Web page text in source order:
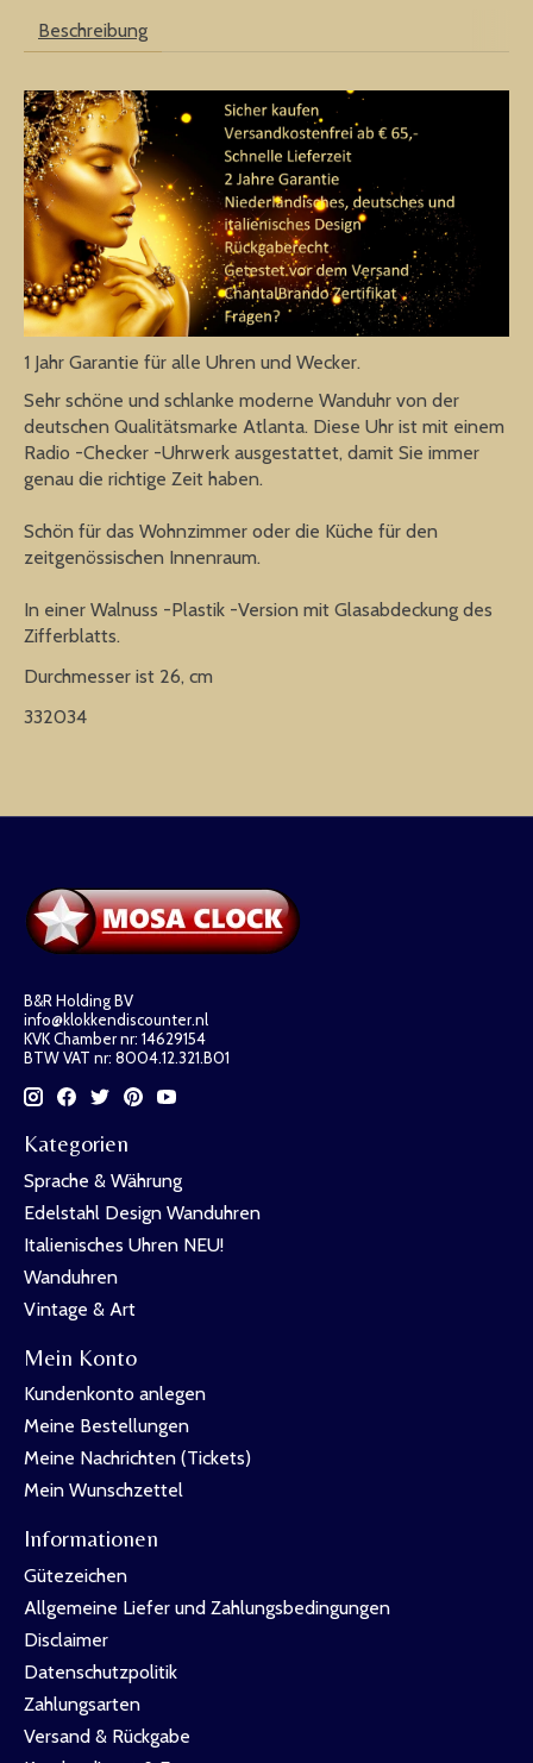
Beschreibung
1 Jahr Garantie für alle Uhren und Wecker.
Sehr schöne und schlanke moderne Wanduhr von der
deutschen Qualitätsmarke Atlanta. Diese Uhr ist mit einem
Radio -Checker -Uhrwerk ausgestattet, damit Sie immer
genau die richtige Zeit haben.
Schön für das Wohnzimmer oder die Küche für den
zeitgenössischen Innenraum.
In einer Walnuss -Plastik -Version mit Glasabdeckung des
Zifferblatts.
Durchmesser ist 26, cm
332034
B&R Holding BV
info@klokkendiscounter.nl
KVK Chamber nr: 14629154
BTW VAT nr: 8004.12.321.B01
Kategorien
Sprache & Währung
Edelstahl Design Wanduhren
Italienisches Uhren NEU!
Wanduhren
Vintage & Art
Mein Konto
Kundenkonto anlegen
Meine Bestellungen
Meine Nachrichten (Tickets)
Mein Wunschzettel
Informationen
Gütezeichen
Allgemeine Liefer und Zahlungsbedingungen
Disclaimer
Datenschutzpolitik
Zahlungsarten
Versand & Rückgabe